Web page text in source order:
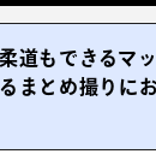
道もできるマ
まとめ撮りに